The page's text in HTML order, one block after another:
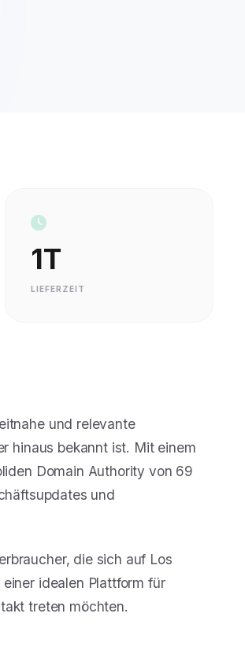
1T
LIEFERZEIT
und relevante
hinaus bekannt ist. Mit einem
Domain Authority von 69
und
die sich auf Los
idealen Plattform für
treten möchten.